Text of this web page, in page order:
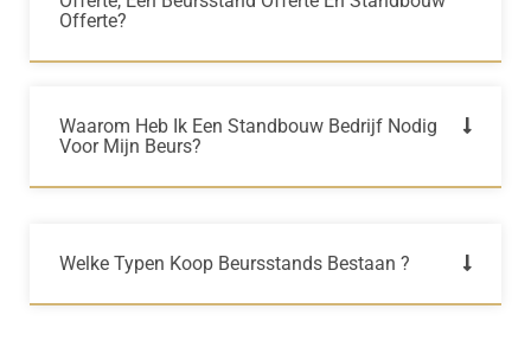
Offerte?
Waarom Heb Ik Een Standbouw Bedrijf Nodig
Voor Mijn Beurs?
Welke Typen Koop Beursstands Bestaan ?